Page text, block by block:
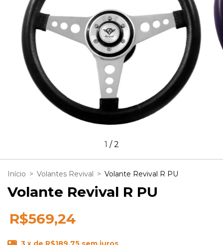
1 /2
Início > Volantes Revival > Volante Revival R PU
Volante Revival R PU
R$569,24